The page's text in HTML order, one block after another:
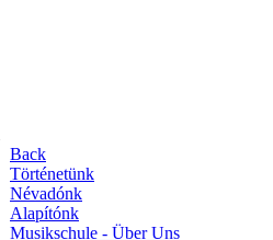
Back
Történetünk
Névadónk
Alapítónk
Musikschule - Über Uns